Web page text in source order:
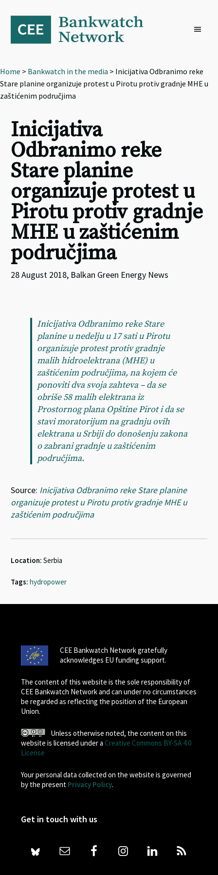
primary
navigation
content
footer
Home > Bankwatch in the media > Inicijativa Odbranimo reke
Stare planine organizuje protest u Pirotu protiv gradnje MHE u
zaštićenim područjima
Inicijativa
Odbranimo reke
Stare planine
organizuje protest u
Pirotu protiv gradnje
MHE u zaštićenim
područjima
28 August 2018, Balkan Green Energy News
Inicijativa Odbranimo reke Stare
planine u nedelju u 17 sati u Pirotu
organizuje protest protiv gradnje
malih hidroelektrana (MHE) u
zaštićenim područjima, na kojem će
ponoviti dva svoja zahteva – da se
obriše 58 malih elektrana iz
Prostornog plana Opštine Pirot i da se
stavi moratorijum na gradnju ovih
elektrana u Srbiji do donošenju zakona
o zabrani gradnje u zaštićenim
područjima.
Source: Inicijativa Odbranimo reke Stare planine
organizuje protest u Pirotu protiv gradnje MHE u
zaštićenim područjima
Location: Serbia
Tags: hydropower
CEE Bankwatch Network gratefully
acknowledges EU funding support.
The content of this website is the sole responsibility of
CEE Bankwatch Network and can under no circumstances
be regarded as reflecting the position of the European
Union.
Unless otherwise noted, the content on this
website is licensed under a Creative Commons BY-SA 4.0
License
Your personal data collected on the website is governed
by the present Privacy Policy.
Get in touch with us